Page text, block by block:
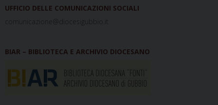
UFFICIO DELLE COMUNICAZIONI SOCIALI
comunicazione@diocesigubbio.it
BIAR – BIBLIOTECA E ARCHIVIO DIOCESANO